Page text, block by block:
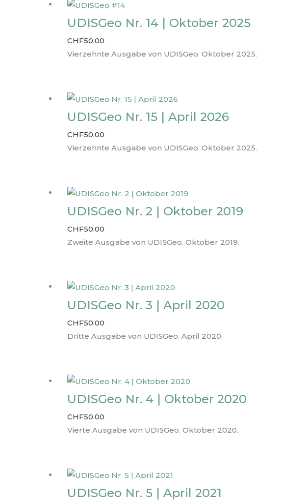
UDISGeo Nr. 14 | Oktober 2025
CHF50.00
Vierzehnte Ausgabe von UDISGeo. Oktober 2025.
UDISGeo Nr. 15 | April 2026
CHF50.00
Vierzehnte Ausgabe von UDISGeo. Oktober 2025.
UDISGeo Nr. 2 | Oktober 2019
CHF50.00
Zweite Ausgabe von UDISGeo. Oktober 2019.
UDISGeo Nr. 3 | April 2020
CHF50.00
Dritte Ausgabe von UDISGeo. April 2020.
UDISGeo Nr. 4 | Oktober 2020
CHF50.00
Vierte Ausgabe von UDISGeo. Oktober 2020.
UDISGeo Nr. 5 | April 2021